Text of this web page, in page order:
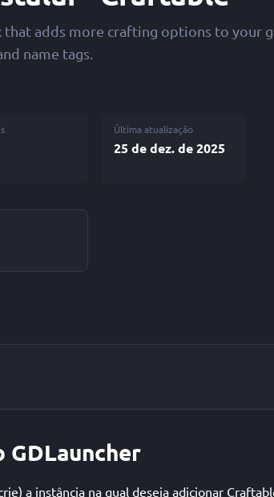
that adds more crafting options to your
name tags.
Última atualização
25 de dez. de 2025
a instância na qual deseja adicionar